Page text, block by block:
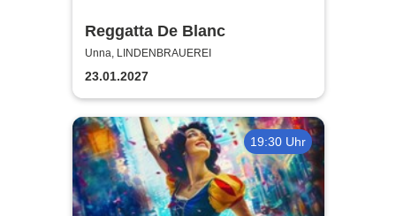
Reggatta De Blanc
Unna, LINDENBRAUEREI
23.01.2027
19:30 Uhr